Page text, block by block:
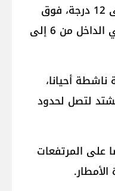
- الحرارة على الساحل من 7 إلى 12 درجة، فوق
الجبال من 5 إلى 10 درجات، في الداخل من 6 إلى
ناشطة أحيانا،
كم/س، تشتد لتصل لحدود
على المرتفعات